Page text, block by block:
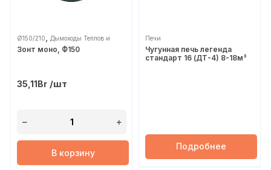
Ø150/210,Дымоходы Теплов и
Сухов
Зонт моно, Ф150
35,11Br /шт
В корзину
Печи
Чугунная печь легенда
стандарт 16 (ДТ-4) 8-18м³
Подробнее